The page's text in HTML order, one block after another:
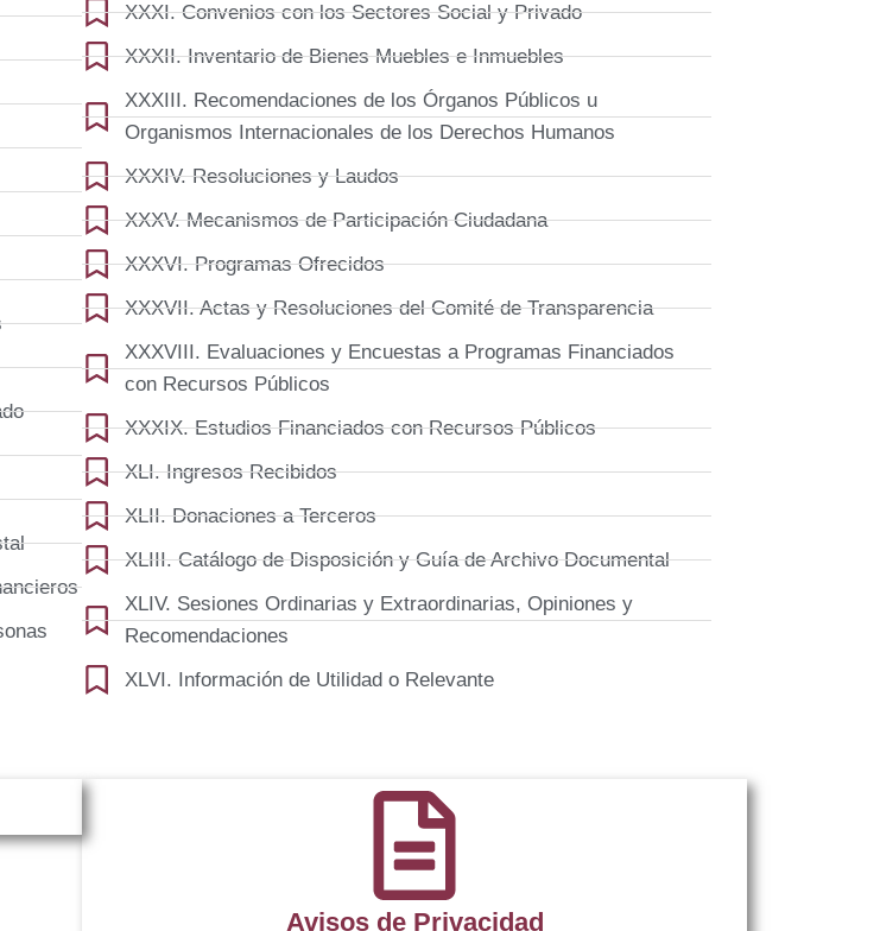
XXXI. Convenios con los Sectores Social y Privado
XXXII. Inventario de Bienes Muebles e Inmuebles
XXXIII. Recomendaciones de los Órganos Públicos u
Organismos Internacionales de los Derechos Humanos
XXXIV. Resoluciones y Laudos
XXXV. Mecanismos de Participación Ciudadana
XXXVI. Programas Ofrecidos
XXXVII. Actas y Resoluciones del Comité de Transparencia
XXXVIII. Evaluaciones y Encuestas a Programas Financiados
con Recursos Públicos
XXXIX. Estudios Financiados con Recursos Públicos
XLI. Ingresos Recibidos
XLII. Donaciones a Terceros
XLIII. Catálogo de Disposición y Guía de Archivo Documental
XLIV. Sesiones Ordinarias y Extraordinarias, Opiniones y
Recomendaciones
XLVI. Información de Utilidad o Relevante
Avisos de Privacidad